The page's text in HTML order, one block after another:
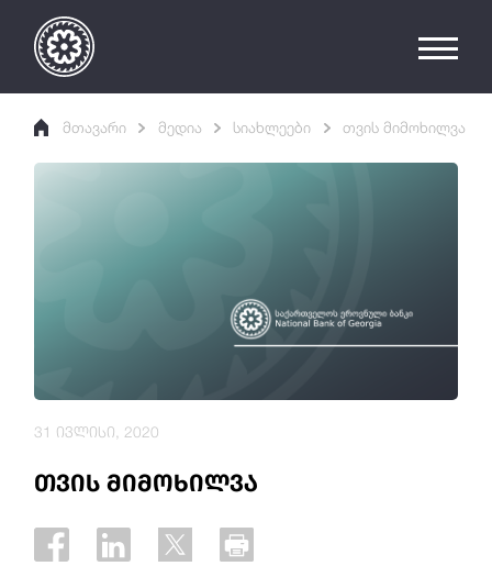
მთავარი მედია სიახლეები თვის მიმოხილვა
თვის მიმოხილვა
31 ივლისი, 2020